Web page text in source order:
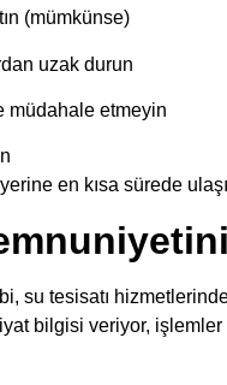
(mümkünse)
uzak durun
müdahale etmeyin
en kısa sürede
su tesisatı
bilgisi veriyor,